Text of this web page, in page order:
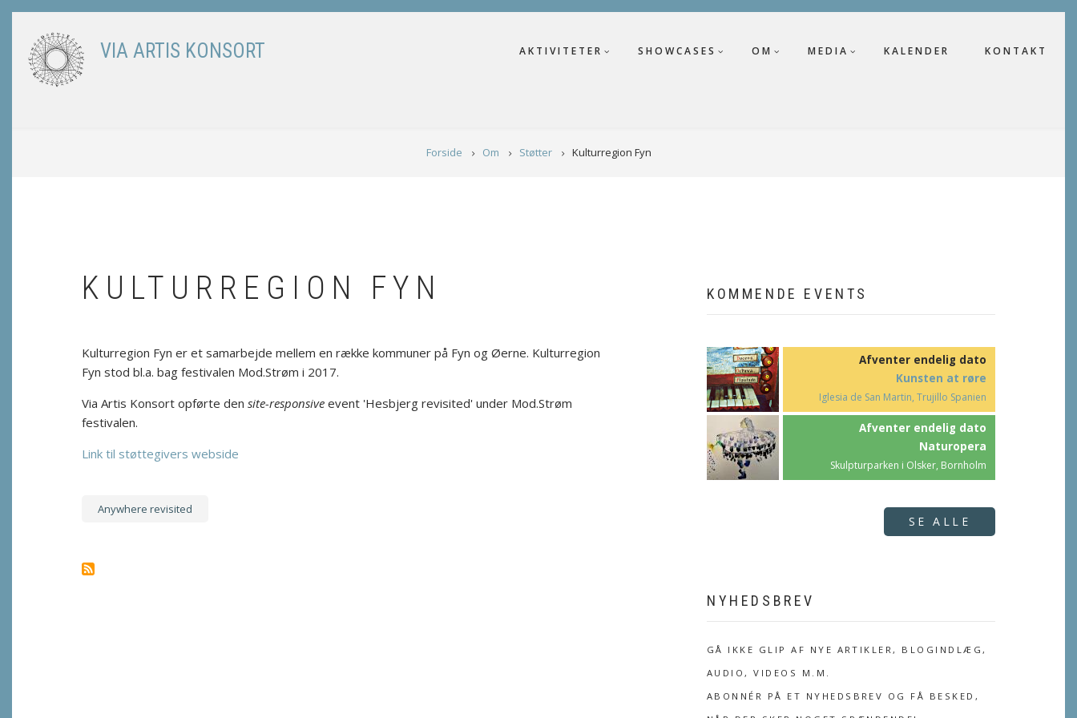
Skip
content
VIA ARTIS KONSORT AKTIVITETER SHOWCASES OM MEDIA KALENDER KONTAKT
Forside Om Støtter Kulturregion Fyn
KULTURREGION FYN
Kulturregion Fyn er et samarbejde mellem en række kommuner på Fyn og Øerne. Kulturregion
Fyn stod bl.a. bag festivalen Mod.Strøm i 2017.
Via Artis Konsort opførte den site-responsive event 'Hesbjerg revisited' under Mod.Strøm
festivalen.
Link til støttegivers webside
Anywhere revisited
KOMMENDE EVENTS
Afventer endelig dato
Kunsten at røre
Iglesia de San Martin, Trujillo Spanien
Afventer endelig dato
Naturopera
Skulpturparken i Olsker, Bornholm
SE ALLE
NYHEDSBREV
GÅ IKKE GLIP AF NYE ARTIKLER, BLOGINDLÆG,
AUDIO, VIDEOS M.M.
ABONNÉR PÅ ET NYHEDSBREV OG FÅ BESKED,